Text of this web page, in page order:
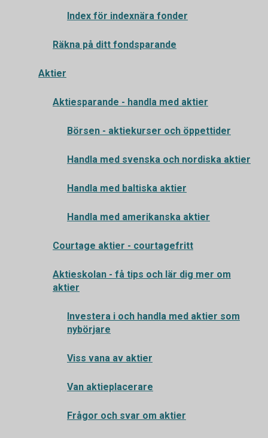
Index för indexnära fonder
Räkna på ditt fondsparande
Aktier
Aktiesparande - handla med aktier
Börsen - aktiekurser och öppettider
Handla med svenska och nordiska aktier
Handla med baltiska aktier
Handla med amerikanska aktier
Courtage aktier - courtagefritt
Aktieskolan - få tips och lär dig mer om
aktier
Investera i och handla med aktier som
nybörjare
Viss vana av aktier
Van aktieplacerare
Frågor och svar om aktier